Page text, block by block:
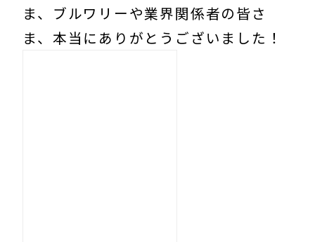
ま、ブルワリーや業界関係者の皆さ
ま、本当にありがとうございました！